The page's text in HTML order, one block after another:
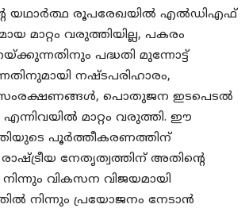
യഥാർത്ഥ രൂപരേഖയിൽ എൽഡിഎഫ്
മാറ്റം വരുത്തിയില്ല, പകരം
പദ്ധതി മുന്നോട്ട്
നഷ്ടപരിഹാരം,
പൊതുജന ഇടപെടൽ
മാറ്റം വരുത്തി. ഈ
പൂർത്തീകരണത്തിന്
നേതൃത്വത്തിന് അതിന്റെ
വികസന വിജയമായി
നിന്നും പ്രയോജനം നേടാൻ